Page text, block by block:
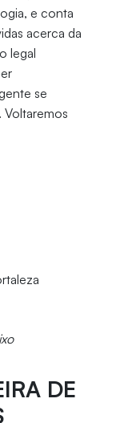
e conta
acerca da
legal
se
DE